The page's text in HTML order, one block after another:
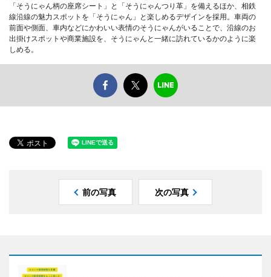
「そうにゃん柄の座席シート」と「そうにゃんつり革」を備えるほか、相鉄
線沿線の魅力スポットを「そうにゃん」と楽しめるデザインを採用。車両の
前面や側面、車内などにかわいい表情のそうにゃんがいることで、沿線のお
出掛けスポットや商業施設を、そうにゃんと一緒に訪れているかのように楽
しめる。
前の写真 次の写真